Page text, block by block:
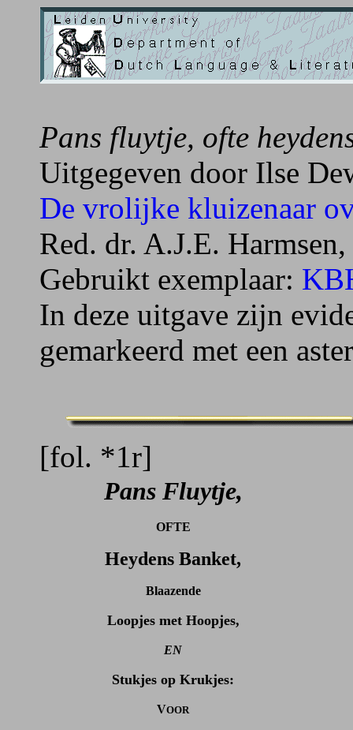
Pans fluytje, ofte
Uitgegeven door Ilse
De vrolijke kluizenaar
Red. dr. A.J.E.
Gebruikt exemplaar:
In deze uitgave zijn
gemarkeerd met een
[fol. *1r]
Pans Fluytje,
OFTE
Heydens Banket,
Blaazende
Loopjes met Hoopjes,
EN
Stukjes op Krukjes:
VOOR